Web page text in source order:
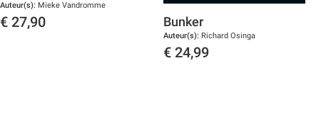
Auteur(s): Mieke Vandromme
€ 27,90 Bunker
Auteur(s): Richard Osinga
€ 24,99